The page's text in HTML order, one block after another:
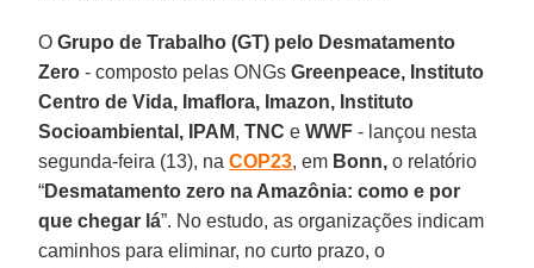
OGrupo de Trabalho (GT) pelo Desmatamento
Zero - composto pelas ONGsGreenpeace, Instituto
Centro de Vida, Imaflora, Imazon, Instituto
Socioambiental, IPAM,TNC eWWF - lançou nesta
segunda-feira (13), naCOP23, em Bonn, o relatório
“Desmatamento zero na Amazônia: como e por
que chegar lá”. No estudo, as organizações indicam
caminhos para eliminar, no curto prazo, o